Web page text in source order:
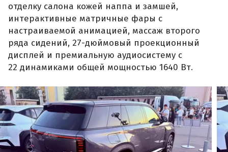
отделку салона кожей наппа и замшей,
интерактивные матричные фары с
настраиваемой анимацией, массаж второго
ряда сидений, 27-дюймовый проекционный
дисплей и премиальную аудиосистему с
22 динамиками общей мощностью 1640 Вт.